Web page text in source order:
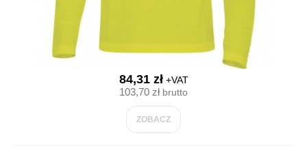
84,31 zł+VAT
103,70 złbrutto
ZOBACZ